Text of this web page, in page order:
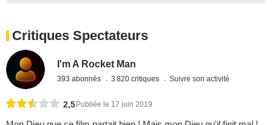
Critiques Spectateurs
I'm A Rocket Man
393 abonnés 3 820 critiques Suivre son activité
2,5Publiée le 17 juin 2019